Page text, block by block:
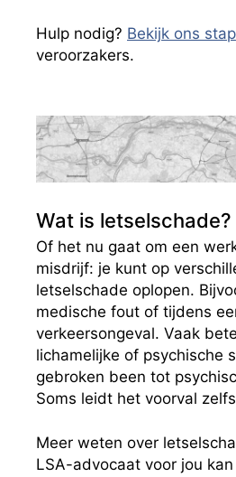
Hulp nodig? Bekijk ons
veroorzakers.
Wat is letselschade?
Of het nu gaat om een
misdrijf: je kunt op
letselschade oplopen.
medische fout of tijdens
verkeersongeval. Vaak
lichamelijke of psychische
gebroken been tot
Soms leidt het voorval
Meer weten over
LSA-advocaat voor jou